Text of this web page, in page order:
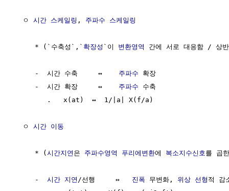
  ㅇ
시간 스케일링 , 주파수 스케일링
     * (`수축성`,`
확장성 `이 변환영역 간에 서로 대응함 / 상
     -  시간 수축     ↔
주파수 확장
     -  시간 확장     ↔
주파수 수축
        .   x(at)  ↔  1/|a| X(f/a)
  ㅇ
시간 이동
     * (
시간지연 은 주파수영역 푸리에변환에 복소지수신호를 곱
     -
시간 지연 /선행     ↔ 진폭 무변화, 위상 선형 적 감